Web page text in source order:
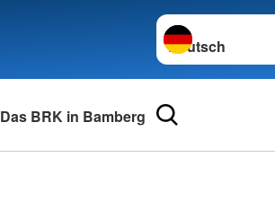
Sprache wechseln
Das BRK in Bamberg